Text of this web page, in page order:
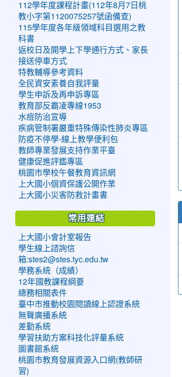
112學年度課程計畫(112年8月7日桃
教小字第1120075257號函備查)
115學年度各年級領域科目選用之教
科書
返校日及開學上下學通行方式、家長
接送停車方式
特教輔導參考資料
全民資安素養自我評量
學生申訴及再申訴專區
教育部反霸凌專線1953
水痘防治宣導
疾病管制署嚴重特殊傳染性肺炎專區
防疫不停學-線上教學便利包
教師專業發展支持作業平臺
健康促進評鑑專區
桃園市學校午餐教育資訊網
上大國小個資保護公開作業
上大國小災害防救計畫書
常用連結
上大國小會計室報告
學生線上諮詢信
箱:stes2@stes.tyc.edu.tw
學務系統（成績）
12年國教課程綱要
總務相關表件
臺中市推動校園閱讀線上認證系統
無聲廣播系統
差勤系統
學習扶助方案科技化評量系統
圖書館系統
桃園市教育發展資源入口網(教師研
習)